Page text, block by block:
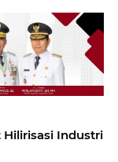
Industri